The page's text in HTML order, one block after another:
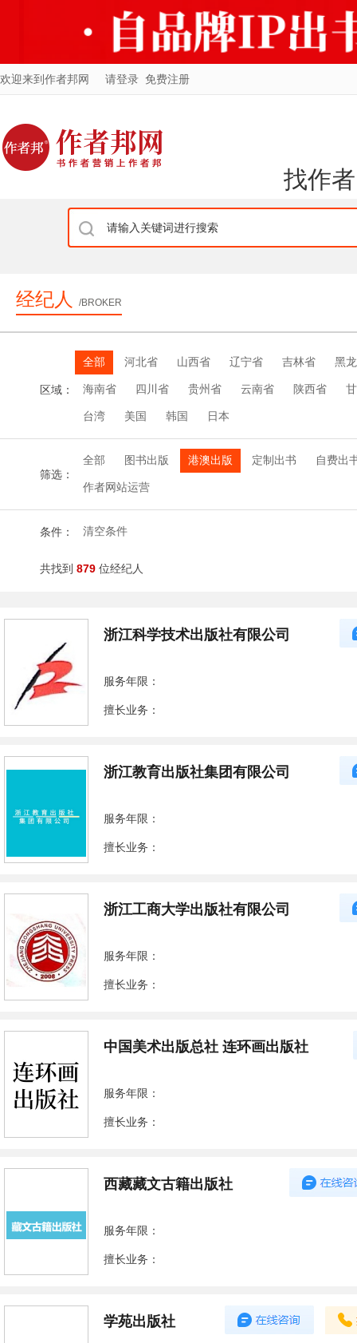
欢迎来到作者邦网 请登录 免费注册
找作者
经纪人 /BROKER
区域：
全部 河北省 山西省 辽宁省 吉林省 黑
海南省 四川省 贵州省 云南省 陕西省
台湾 美国 韩国 日本
筛选：
全部 图书出版 港澳出版 定制出书 自费出
作者网站运营
条件： 清空条件
共找到 879 位经纪人
浙江科学技术出版社有限公司
服务年限：
擅长业务：
浙江教育出版社集团有限公司
服务年限：
擅长业务：
浙江工商大学出版社有限公司
服务年限：
擅长业务：
中国美术出版总社 连环画出版社
服务年限：
擅长业务：
西藏藏文古籍出版社
服务年限：
擅长业务：
学苑出版社